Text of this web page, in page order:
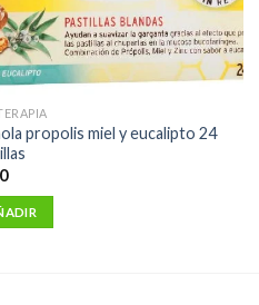
propolis miel y eucalipto 24